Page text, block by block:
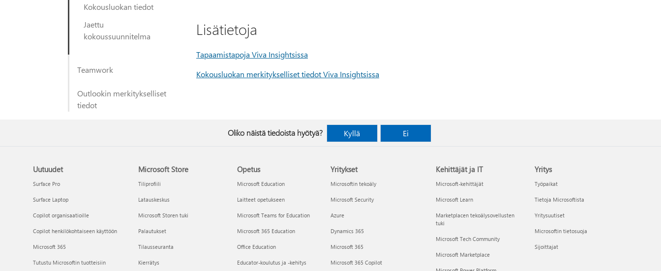
Kokousluokan tiedot
Jaettu
kokoussuunnitelma
Teamwork
Outlookin merkitykselliset
tiedot
Lisätietoja
Tapaamistapoja Viva Insightsissa
Kokousluokan merkitykselliset tiedot Viva Insightsissa
Oliko näistä tiedoista hyötyä? Kyllä Ei
Uutuudet
Surface Pro
Surface Laptop
Copilot organisaatioille
Copilot henkilökohtaiseen käyttöön
Microsoft 365
Tutustu Microsoftin tuotteisiin
Microsoft Store
Tiliprofiili
Latauskeskus
Microsoft Storen tuki
Palautukset
Tilausseuranta
Kierrätys
Opetus
Microsoft Education
Laitteet opetukseen
Microsoft Teams for Education
Microsoft 365 Education
Office Education
Educator-koulutus ja -kehitys
Yritykset
Microsoftin tekoäly
Microsoft Security
Azure
Dynamics 365
Microsoft 365
Microsoft 365 Copilot
Kehittäjät ja IT
Microsoft-kehittäjät
Microsoft Learn
Marketplacen tekoälysovellusten
tuki
Microsoft Tech Community
Microsoft Marketplace
Yritys
Työpaikat
Tietoja Microsoftista
Yritysuutiset
Microsoftin tietosuoja
Sijoittajat